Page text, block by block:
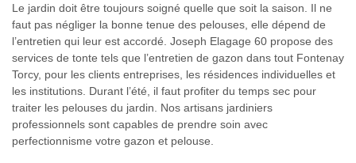
Le jardin doit être toujours soigné quelle que soit la saison. Il ne
faut pas négliger la bonne tenue des pelouses, elle dépend de
l’entretien qui leur est accordé. Joseph Elagage 60 propose des
services de tonte tels que l’entretien de gazon dans tout Fontenay
Torcy, pour les clients entreprises, les résidences individuelles et
les institutions. Durant l’été, il faut profiter du temps sec pour
traiter les pelouses du jardin. Nos artisans jardiniers
professionnels sont capables de prendre soin avec
perfectionnisme votre gazon et pelouse.